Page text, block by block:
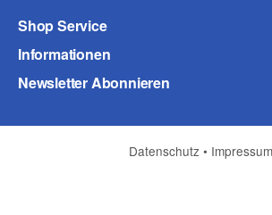
Frage zum Artikel
Ihre Frage
Shop Service
Informationen
Newsletter Abonnieren
Datenschutz • Impressum